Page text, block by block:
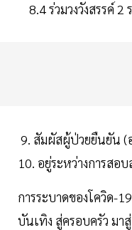
8.4 ร่วมวงวังสรรค์ 2
9. สัมผัสผู้ป่วยยืนยัน (
10. อยู่ระหว่างการสอ
การระบาดของโควิด-
บันเทิง สู่ครอบครัว ม